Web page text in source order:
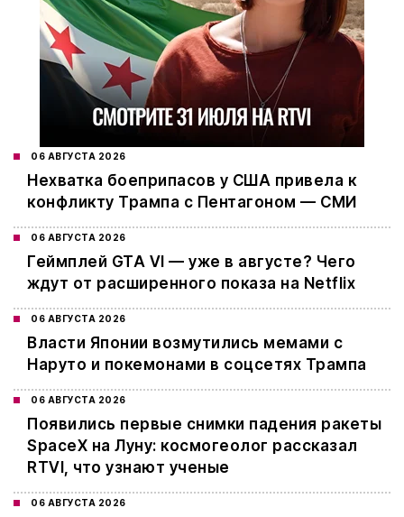
06 АВГУСТА 2026
Нехватка боеприпасов у США привела к
конфликту Трампа с Пентагоном — СМИ
06 АВГУСТА 2026
Геймплей GTA VI — уже в августе? Чего
ждут от расширенного показа на Netflix
06 АВГУСТА 2026
Власти Японии возмутились мемами с
Наруто и покемонами в соцсетях Трампа
06 АВГУСТА 2026
Появились первые снимки падения ракеты
SpaceX на Луну: космогеолог рассказал
RTVI, что узнают ученые
06 АВГУСТА 2026